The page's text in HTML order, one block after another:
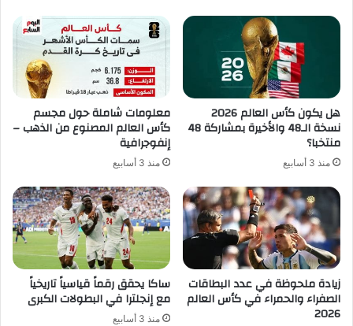
هل يكون كأس العالم 2026
نسخة الـ48 والأخيرة بمشاركة 48
منتخبا؟
منذ 3 أسابيع
معلومات شاملة حول مجسم
كأس العالم المصنوع من الذهب –
إنفوجرافية
منذ 3 أسابيع
زيادة ملحوظة في عدد البطاقات
الصفراء والحمراء في كأس العالم
2026
ساكا يحقق رقماً قياسياً تاريخياً
مع إنجلترا في البطولات الكبرى
منذ 3 أسابيع